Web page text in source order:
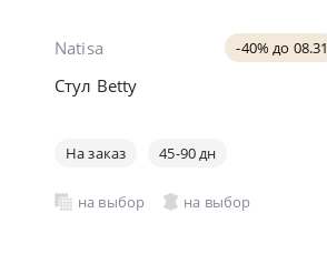
-40% до 08.31
Natisa
Стул Betty
На заказ 45-90 дн
на выбор на выбор